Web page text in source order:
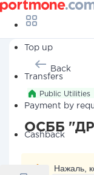
Top up
Transfers
Payment by
Cashback
Back
Public Utilities
ОСББ
Нажаль,